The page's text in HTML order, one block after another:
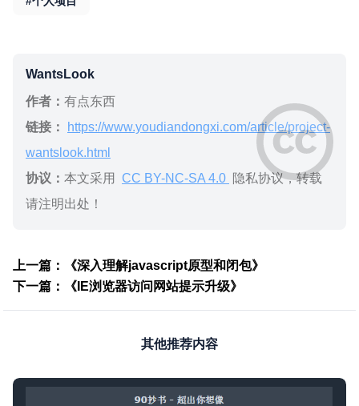
WantsLook
作者： 有点东西
链接：
https://www.youdiandongxi.com/article/project-
wantslook.html
协议： 本文采用 CC BY-NC-SA 4.0 隐私协议，转载
请注明出处！
上一篇：《深入理解javascript原型和闭包》
下一篇：《IE浏览器访问网站提示升级》
其他推荐内容